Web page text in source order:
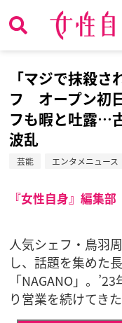
「マジで抹殺
フ オープン初
フも暇と吐露…
波乱
芸能 エンタメニュース
『女性自身』編集部
人気シェフ・鳥羽
し、話題を集めた
「NAGANO」。
り営業を続けてき